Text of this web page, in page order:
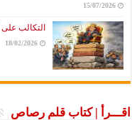
15/07/2026
التكالب
18/02/2026
اقـــرأ | كتاب قلم رصاص